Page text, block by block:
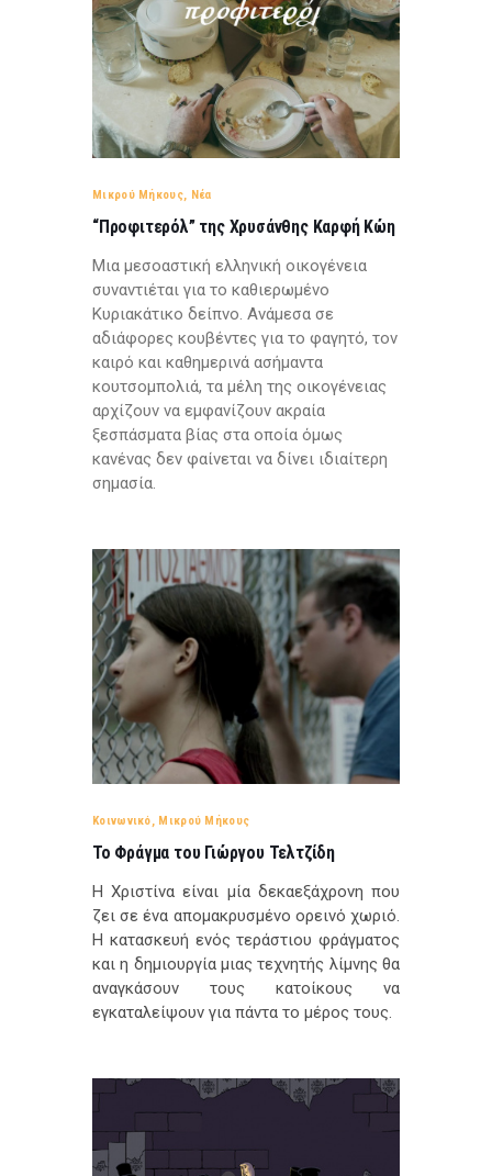
Μικρού Μήκους, Νέα
“Προφιτερόλ” της Χρυσάνθης Καρφή Κώη
Μια μεσοαστική ελληνική οικογένεια
συναντιέται για το καθιερωμένο
Κυριακάτικο δείπνο. Ανάμεσα σε
αδιάφορες κουβέντες για το φαγητό, τον
καιρό και καθημερινά ασήμαντα
κουτσομπολιά, τα μέλη της οικογένειας
αρχίζουν να εμφανίζουν ακραία
ξεσπάσματα βίας στα οποία όμως
κανένας δεν φαίνεται να δίνει ιδιαίτερη
σημασία.
Κοινωνικό, Μικρού Μήκους
Το Φράγμα του Γιώργου Τελτζίδη
H Χριστίνα είναι μία δεκαεξάχρονη που
ζει σε ένα απομακρυσμένο ορεινό χωριό.
Η κατασκευή ενός τεράστιου φράγματος
και η δημιουργία μιας τεχνητής λίμνης θα
αναγκάσουν τους κατοίκους να
εγκαταλείψουν για πάντα το μέρος τους.